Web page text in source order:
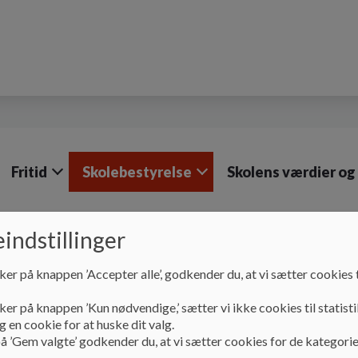
Fritid Skolebestyrelse Skolens værdier
Skolebestyrelse
Dagsordener og
Under dette menupunkt finder du skolebestyrelsens
på knappen ’Accepter alle’, godkender du, at vi sætter
på knappen ’Kun nødvendige,’ sætter vi ikke cookies til
en cookie for at huske dit valg.
’Gem valgte’ godkender du, at vi sætter cookies for de